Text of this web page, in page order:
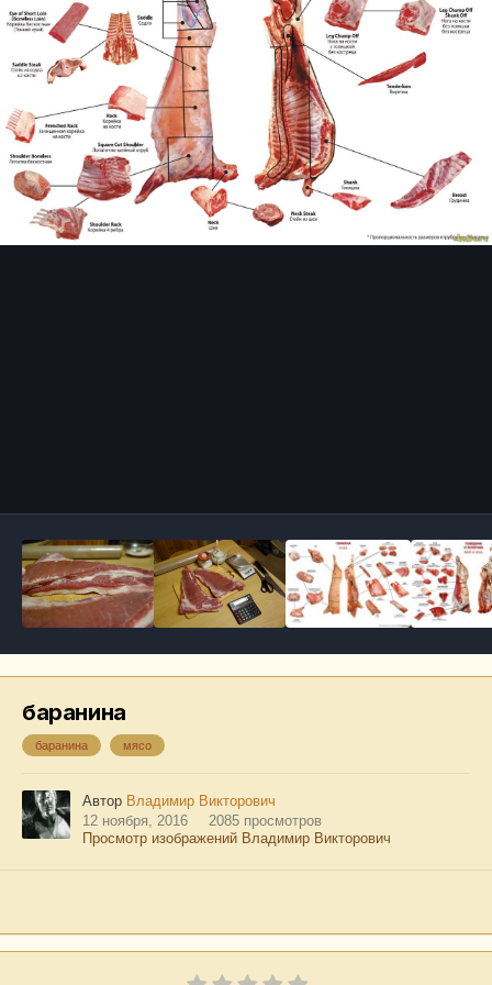
баранина
баранина мясо
Автор Владимир Викторович
12 ноября, 2016
2085 просмотров
Просмотр изображений Владимир Викторович